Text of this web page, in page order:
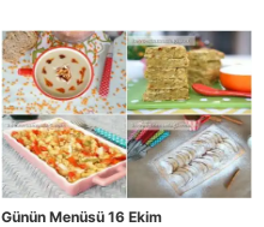
Günün Menüsü 16 Ekim